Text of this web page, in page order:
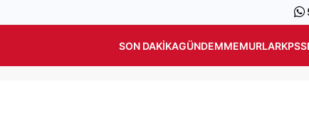
SON DAKIKAGÜNDEMMEMURLARKPSS